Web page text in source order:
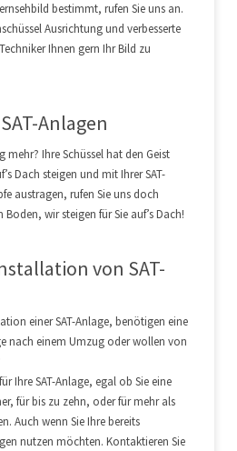
bestimmt, rufen Sie uns an.
Ausrichtung und verbesserte
Ihnen gern Ihr Bild zu
Anlagen
mehr? Ihre Schüssel hat den Geist
Dach steigen und mit Ihrer SAT-
austragen, rufen Sie uns doch
wir steigen für Sie auf’s Dach!
von SAT-
einer SAT-Anlage, benötigen eine
nach einem Umzug oder wollen von
Ihre SAT-Anlage, egal ob Sie eine
für bis zu zehn, oder für mehr als
Auch wenn Sie Ihre bereits
nutzen möchten. Kontaktieren Sie